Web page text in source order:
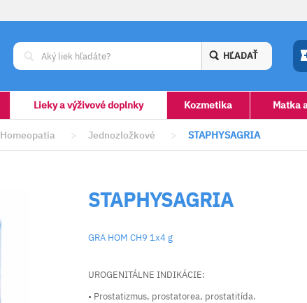
HĽADAŤ
Lieky a výživové doplnky Kozmetika Matka
Homeopatia > Jednozložkové > STAPHYSAGRIA
STAPHYSAGRIA
GRA HOM CH9 1x4 g
UROGENITÁLNE INDIKÁCIE:
• Prostatizmus, prostatorea, prostatitída.